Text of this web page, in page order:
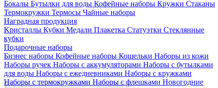
Бокалы Бутылки для воды Кофейные наборы Кружки Стаканы
Термокружки Термосы Чайные наборы
Наградная продукция
Kристаллы Кубки Медали Плакетка Статуэтки Стеклянные
кубки
Подарочные наборы
Бизнес наборы Кофейные наборы Кошельки Наборы из кожи
Наборы ручек Наборы с аккумуляторами Наборы с бутылками
для воды Наборы с ежедневниками Наборы с кружками
Наборы с термокружками Наборы с флешками Новогодние
Корпоративные подарки